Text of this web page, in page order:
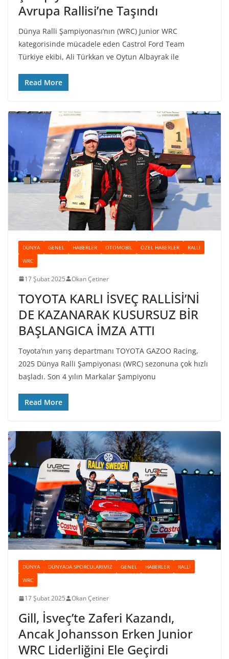
Avrupa Rallisi’ne Taşındı
Dünya Ralli Şampiyonası’nın (WRC) Junior WRC
kategorisinde mücadele eden Castrol Ford Team
Türkiye ekibi, Ali Türkkan ve Oytun Albayrak ile
Read More
DÜNYA GENEL HABERLER OTOMOBIL ÖZEL HABERLER
RALLI
WRC
17 Şubat 2025 Okan Çetiner
TOYOTA KARLI İSVEÇ RALLİSİ’Nİ
DE KAZANARAK KUSURSUZ BİR
BAŞLANGICA İMZA ATTI
Toyota’nın yarış departmanı TOYOTA GAZOO Racing,
2025 Dünya Ralli Şampiyonası (WRC) sezonuna çok hızlı
başladı. Son 4 yılın Markalar Şampiyonu
Read More
DÜNYA DÜNYADA SPORCULARIMIZ GENEL HABERLER
RALLI
WRC
17 Şubat 2025 Okan Çetiner
Gill, İsveç’te Zaferi Kazandı,
Ancak Johansson Erken Junior
WRC Liderliğini Ele Geçirdi